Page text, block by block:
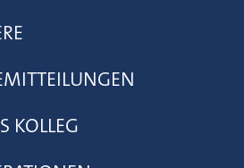
KOLLEG